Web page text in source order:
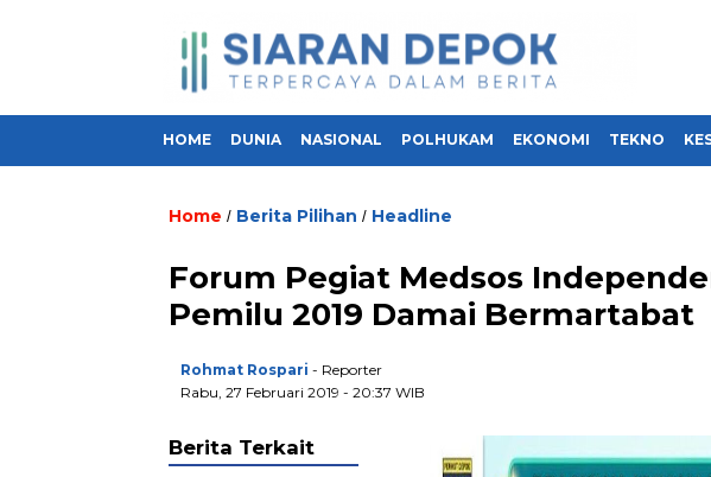
HOME DUNIA NASIONAL POLHUKAM EKONOMI TEKNO
Home / Berita Pilihan / Headline
Forum Pegiat Medsos
Pemilu 2019 Damai Bermartabat
Rohmat Rospari - Reporter
Rabu, 27 Februari 2019 - 20:37 WIB
Berita Terkait